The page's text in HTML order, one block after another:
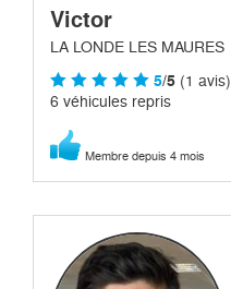
Victor
LA LONDE LES MAURES
5/5 (1 avis)
6 véhicules repris
Membre depuis 4 mois